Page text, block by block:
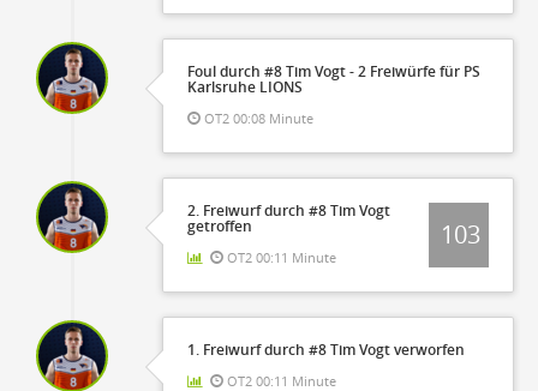
Foul durch #8 Tim Vogt - 2 Freiwürfe für PS
Karlsruhe LIONS
OT2 00:08 Minute
2. Freiwurf durch #8 Tim Vogt
getroffen
OT2 00:11 Minute
103
1. Freiwurf durch #8 Tim Vogt verworfen
OT2 00:11 Minute